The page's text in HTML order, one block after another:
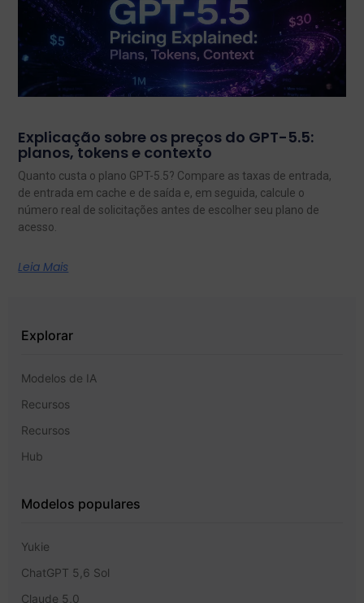
Explicação sobre os preços do GPT-5.5:
planos, tokens e contexto
Quanto custa o plano GPT-5.5? Compare as taxas de entrada,
de entrada em cache e de saída e, em seguida, calcule o
número real de solicitações antes de escolher seu plano de
acesso.
Leia Mais
Explorar
Modelos de IA
Recursos
Recursos
Hub
Modelos populares
Yukie
ChatGPT 5,6 Sol
Claude 5,0